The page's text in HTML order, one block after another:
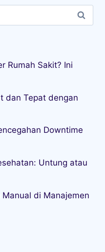
Rumah Sakit? Ini
dan Tepat dengan
Downtime
Untung atau
di Manajemen